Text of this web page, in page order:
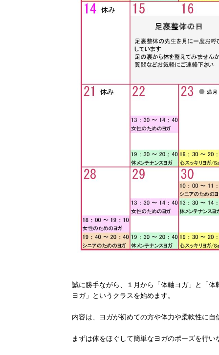
誠に勝手ながら、１月から「体軸ヨガ」と「
ヨガ」というクラスを始めます。
内容は、ヨガが初めての方や体力や柔軟性に
まずは体をほぐして簡単なヨガのポーズを行